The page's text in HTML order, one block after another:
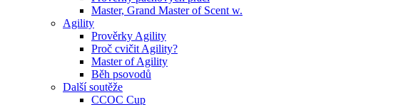
Master, Grand Master of Scent w.
Agility
Prověrky Agility
Proč cvičit Agility?
Master of Agility
Běh psovodů
Další soutěže
CCOC Cup